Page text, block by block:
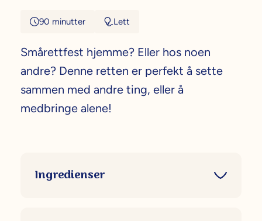
90 minutter Lett
Smårettfest hjemme? Eller hos noen
andre? Denne retten er perfekt å sette
sammen med andre ting, eller å
medbringe alene!
Ingredienser